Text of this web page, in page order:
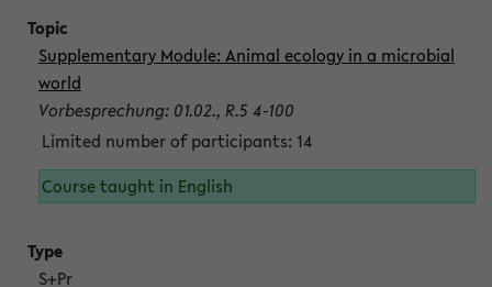
Supplementary Module: Animal ecology in a microbial
world
Vorbesprechung: 01.02., R.5 4-100
Limited number of participants: 14
Course taught in English
S+Pr